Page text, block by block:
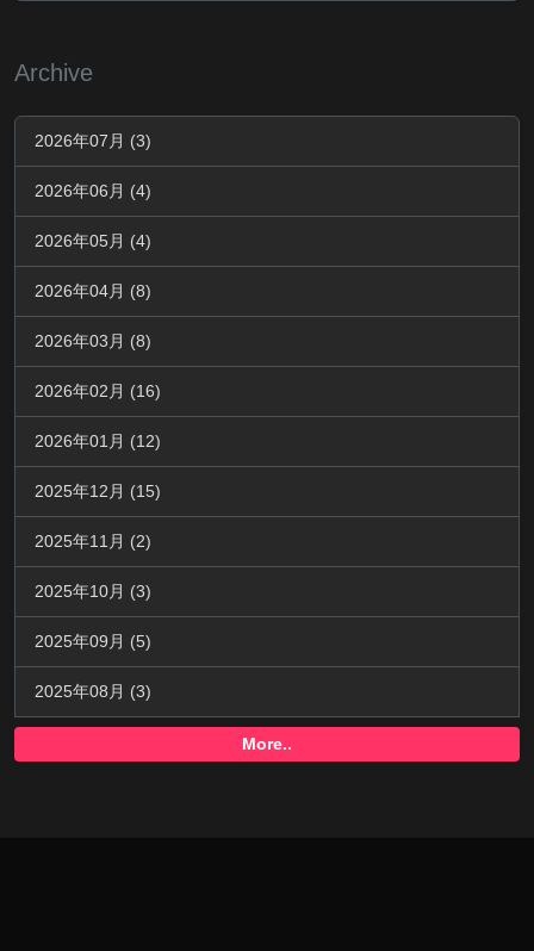
Archive
2026年07月 (3)
2026年06月 (4)
2026年05月 (4)
2026年04月 (8)
2026年03月 (8)
2026年02月 (16)
2026年01月 (12)
2025年12月 (15)
2025年11月 (2)
2025年10月 (3)
2025年09月 (5)
2025年08月 (3)
More..